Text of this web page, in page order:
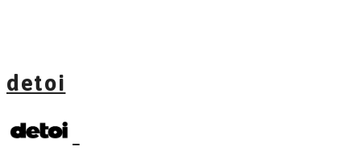
detoi